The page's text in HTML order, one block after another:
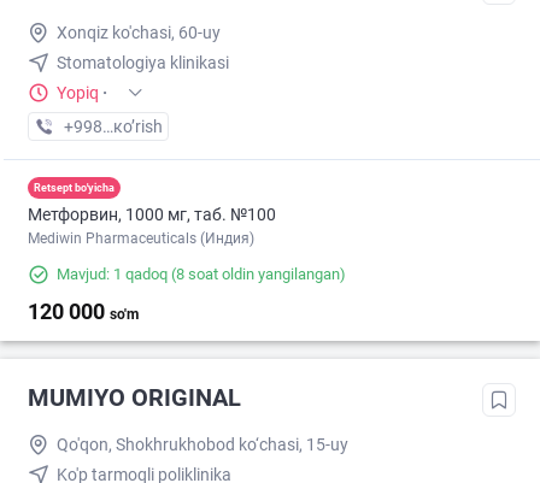
Xonqiz ko'chasi, 60-uy
Stomatologiya klinikasi
Yopiq ·
+998 (33) XXX-XX-XX
кo’rish
Retsept bo'yicha
Метфорвин, 1000 мг, таб. №100
Mediwin Pharmaceuticals (Индия)
Mavjud: 1 qadoq (8 soat oldin yangilangan)
120 000 so'm
MUMIYO ORIGINAL
Qo'qon, Shokhrukhobod ko‘chasi, 15-uy
Ko'p tarmoqli poliklinika